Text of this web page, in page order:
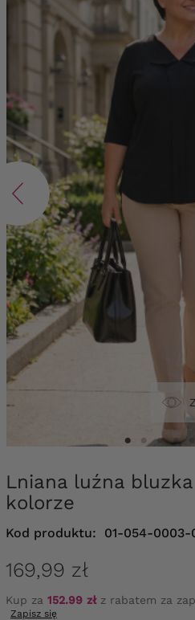
Lniana luźna bluzka w czarnym
kolorze
Kod produktu: 01-054-0003-
169,99 zł
Kup za 152.99 złz rabatem za
Zapisz się